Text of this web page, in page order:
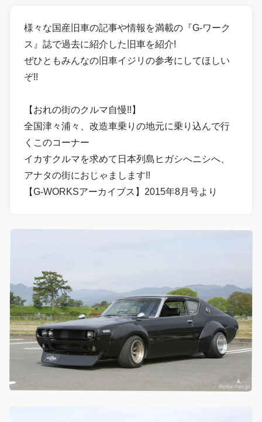
様々な国産旧車の記事や情報を満載の『G-ワーク
ス』誌で過去に紹介した旧車を紹介!
ぜひともみんなの旧車イジリの参考にしてほしい
ぞ!!
【おれの街のクルマ自慢!!】
全国津々浦々、改造車乗りの地元に乗り込んで行
くこのコーナー
イカすクルマを求めて日本列島ヒガシへニシへ、
アナタの街におじゃまします!!
【G-WORKSアーカイブス】2015年8月号より